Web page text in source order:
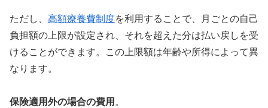
ただし、 高額療養費制度を利用することで、月ごとの自己
負担額の上限が設定され、それを超えた分は払い戻しを受
けることができます。この上限額は年齢や所得によって異
なります。
保険適用外の場合の費用 。